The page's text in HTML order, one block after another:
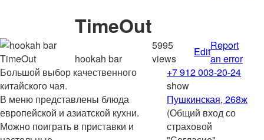
TimeOut
hookah bar
5995
views
EditReport
an error
Большой выбор качественного
китайского чая.
В меню представлены блюда
европейской и азиатской кухни.
Можно поиграть в приставки и
+7 912 003-20-24
show
Пушкинская, 268ж
(Общий вход со
страховой